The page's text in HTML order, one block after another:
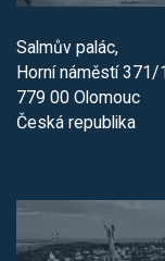
Salmův palác,
Horní náměstí 371/1
779 00 Olomouc
Česká republika